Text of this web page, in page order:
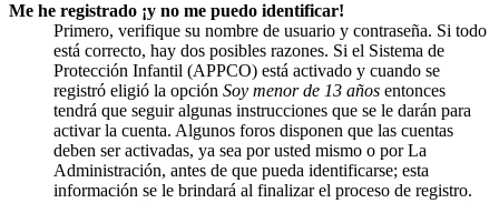
Me he registrado ¡y no me puedo identificar!
Primero, verifique su nombre de usuario y contraseña. Si todo
está correcto, hay dos posibles razones. Si el Sistema de
Protección Infantil (APPCO) está activado y cuando se
registró eligió la opción Soy menor de 13 años entonces
tendrá que seguir algunas instrucciones que se le darán para
activar la cuenta. Algunos foros disponen que las cuentas
deben ser activadas, ya sea por usted mismo o por La
Administración, antes de que pueda identificarse; esta
información se le brindará al finalizar el proceso de registro.